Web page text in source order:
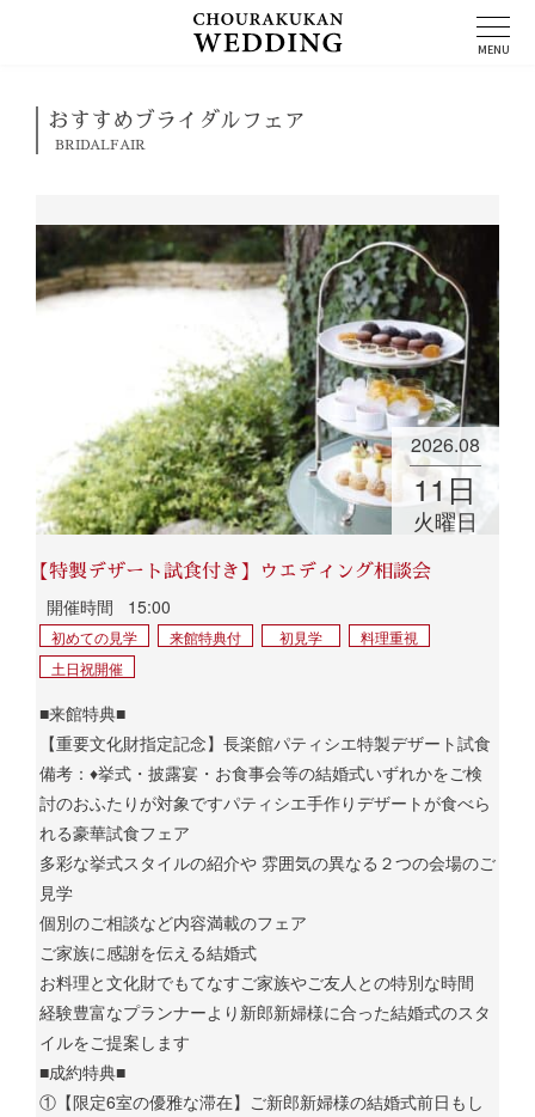
MENU
おすすめブライダルフェア
BRIDALFAIR
2026.08
11日
火曜日
【特製デザート試食付き】ウエディング相談会
開催時間 15:00
初めての見学 来館特典付 初見学
料理重視
土日祝開催
■来館特典■
【重要文化財指定記念】長楽館パティシエ特製デザート試食
備考：♦挙式・披露宴・お食事会等の結婚式いずれかをご検
討のおふたりが対象ですパティシエ手作りデザートが食べら
れる豪華試食フェア
多彩な挙式スタイルの紹介や 雰囲気の異なる２つの会場のご
見学
個別のご相談など内容満載のフェア
ご家族に感謝を伝える結婚式
お料理と文化財でもてなすご家族やご友人との特別な時間
経験豊富なプランナーより新郎新婦様に合った結婚式のスタ
イルをご提案します
■成約特典■
①【限定6室の優雅な滞在】ご新郎新婦様の結婚式前日もし